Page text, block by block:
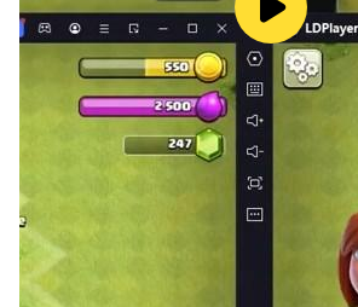
- 운영체제 6.0 미만 : 운영체제 특성상
가능하므로, 앱 삭제로 철회 가능
ⓒ LightCON Co., Ltd. All Rights
게임물 등급 분류 번호 제 CC-OM-
개발자 연락처 :
031-8039-6440 (영업시간 평일 10:00
E-Mail : mg_cs@lightcon.net
----